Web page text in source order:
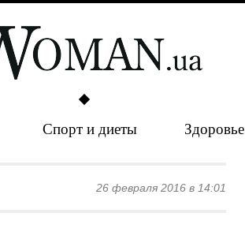
Спорт и диеты Здоровье
26 февраля 2016 в 14:01